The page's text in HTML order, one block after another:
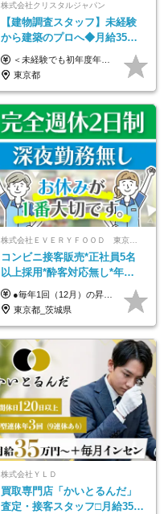
株式会社クリスタルジャパン
【建物調査スタッフ】未経験
から建築のプロへ◆月給35万
円～＋賞与年2回◆官公庁・
UR直取引◆残業月10h
＜未経験でも初年度年収490万円～＞ ◆月給35万円～65万円＋賞与年2回（7月・12月） 【なぜ未経験に35万円を払えるのか】 UR都市機構様・日本郵政様・官公庁との直取引で中間マージンがなく、修繕・緊急対応だけで年4,000～5,000件。仕事が途切れない基盤があるため、調査を担う人材に相応の給与を支払えます。 【昇給について】 年齢や社歴ではなく、成長と貢献に応じて昇給する仕組みです。1回の昇給で年収100万円UPした社員もいます。 ※経験・スキルに応じて加給・優遇いたします ※試用期間3ヶ月（その間の給与・待遇に差異はありません） ※上記月給には、固定残業代（月45時間分／8.8万円～16.5万円）を含みます。超過分は別途全額支給します ※実際の残業は月平均10時間程度です。固定残業代は残業の有無にかかわらず全額支給します 【固定残業代について】 固定残業45時間分（88,000円～165,000円）を含む ※超過分は別途全額支給
東京都
コンビニ接客販売*正社員5名
以上採用*酔客対応無し*年休
120日～*創業59年の安定基盤*
コンビニ経験者優遇
●毎年1回（12月）の昇給で給与にしっかり反映！ ●賞与年2回あり（6月・12月） 月給26万円＋賞与年2回＋交通費全額支給 役職の有無にかかわらず、日々の頑張りは正当に評価します！ リーダー・店長昇格後は等級に合わせて給与UP＋役職手当があるので、 納得感を持って働くことができます◎ ※経験・スキルを考慮の上、決定します ※上記金額には固定残業代（21時間分・3万7300円以上）を含みます。超過分は別途全額支給します ※試用期間3ヶ月間あり（期間中の給与・待遇に差異はありません）
東京都_茨城県
株式会社ＹＬＤ
買取専⾨店「かいとるんだ」
査定・接客スタッフ□⽉給35万